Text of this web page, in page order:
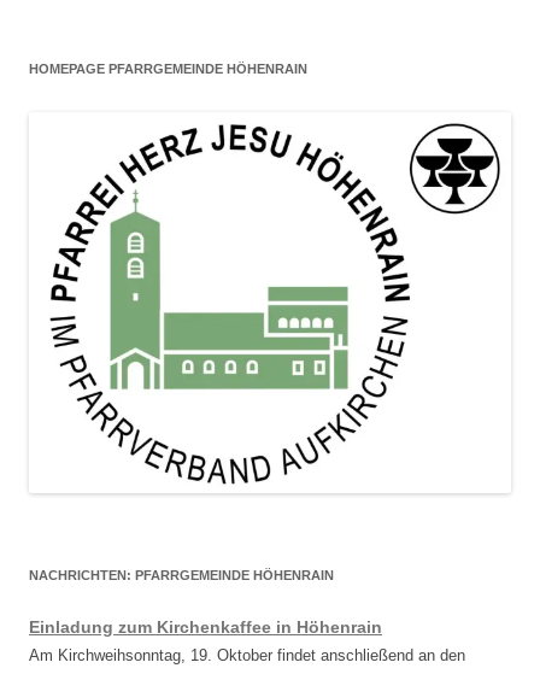
HOMEPAGE PFARRGEMEINDE HÖHENRAIN
NACHRICHTEN: PFARRGEMEINDE HÖHENRAIN
Einladung zum Kirchenkaffee in Höhenrain
Am Kirchweihsonntag, 19. Oktober findet anschließend an den